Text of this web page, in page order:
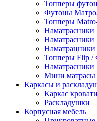
Топперы
Футоны
Топперы
Наматрасники
Топперы Flip /
Мини матрасы
Каркасы и
Каркас
Раскладушки
Корпусная мебель